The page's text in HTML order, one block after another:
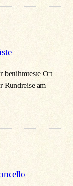
berühmteste Ort
Rundreise am